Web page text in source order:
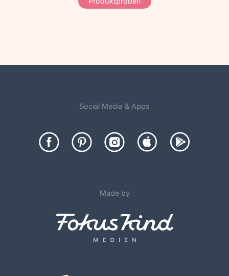
Social Media & Apps
Made by